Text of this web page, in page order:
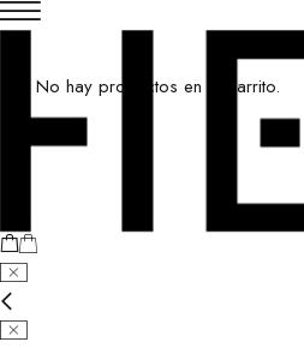
No hay productos en el carrito.